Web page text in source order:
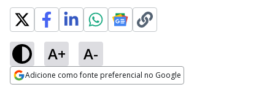
A+ A-
Adicione como fonte preferencial no Google